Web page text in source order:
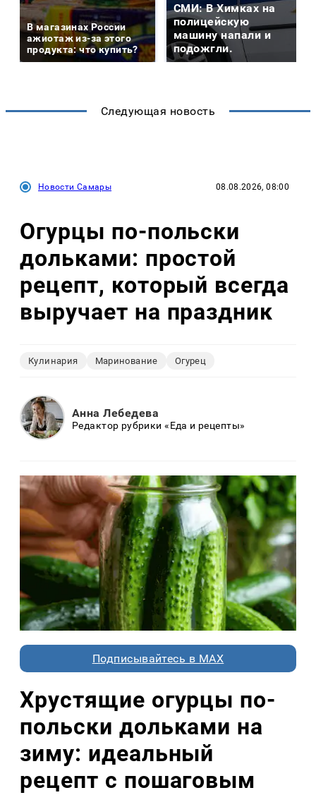
В магазинах России
ажиотаж из-за этого
продукта: что купить?
СМИ: В Химках на
полицейскую
машину напали и
подожгли.
Следующая новость
Новости Самары 08.08.2026, 08:00
Огурцы по‑польски
дольками: простой
рецепт, который всегда
выручает на праздник
Кулинария Маринование Огурец
Анна Лебедева
Редактор рубрики «Еда и рецепты»
Подписывайтесь в MAX
Хрустящие огурцы по-
польски дольками на
зиму: идеальный
рецепт с пошаговым